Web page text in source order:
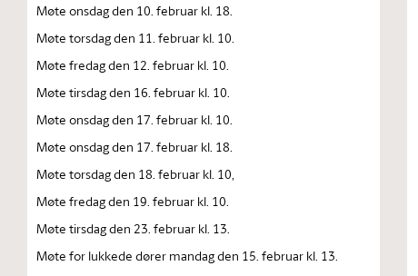
Møte onsdag den 10. februar kl. 18.
Møte torsdag den 11. februar kl. 10.
Møte fredag den 12. februar kl. 10.
Møte tirsdag den 16. februar kl. 10.
Møte onsdag den 17. februar kl. 10.
Møte onsdag den 17. februar kl. 18.
Møte torsdag den 18. februar kl. 10,
Møte fredag den 19. februar kl. 10.
Møte tirsdag den 23. februar kl. 13.
Møte for lukkede dører mandag den 15. februar kl. 13.